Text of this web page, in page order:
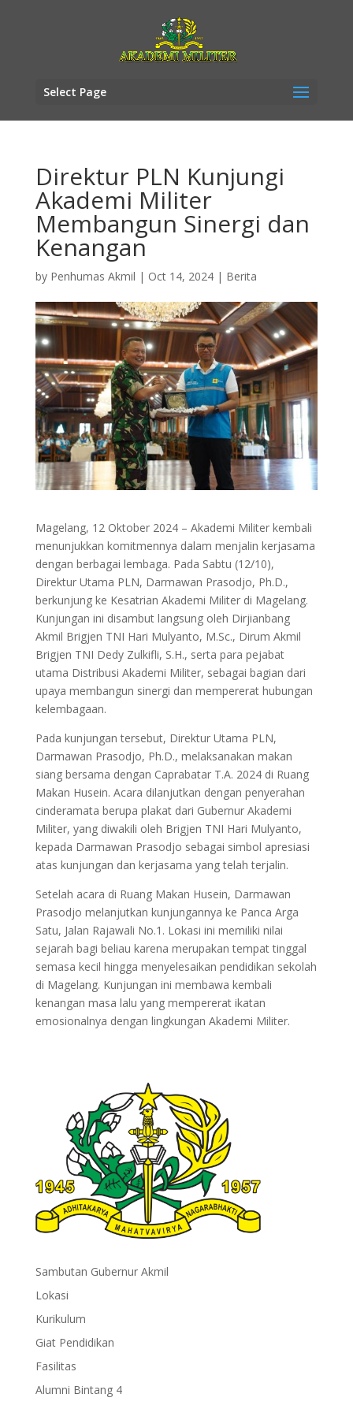
Select Page
Direktur PLN Kunjungi
Akademi Militer
Membangun Sinergi dan
Kenangan
by Penhumas Akmil | Oct 14, 2024| Berita
Magelang, 12 Oktober 2024 – Akademi Militer kembali
menunjukkan komitmennya dalam menjalin kerjasama
dengan berbagai lembaga. Pada Sabtu (12/10),
Direktur Utama PLN, Darmawan Prasodjo, Ph.D.,
berkunjung ke Kesatrian Akademi Militer di Magelang.
Kunjungan ini disambut langsung oleh Dirjianbang
Akmil Brigjen TNI Hari Mulyanto, M.Sc., Dirum Akmil
Brigjen TNI Dedy Zulkifli, S.H., serta para pejabat
utama Distribusi Akademi Militer, sebagai bagian dari
upaya membangun sinergi dan mempererat hubungan
kelembagaan.
Pada kunjungan tersebut, Direktur Utama PLN,
Darmawan Prasodjo, Ph.D., melaksanakan makan
siang bersama dengan Caprabatar T.A. 2024 di Ruang
Makan Husein. Acara dilanjutkan dengan penyerahan
cinderamata berupa plakat dari Gubernur Akademi
Militer, yang diwakili oleh Brigjen TNI Hari Mulyanto,
kepada Darmawan Prasodjo sebagai simbol apresiasi
atas kunjungan dan kerjasama yang telah terjalin.
Setelah acara di Ruang Makan Husein, Darmawan
Prasodjo melanjutkan kunjungannya ke Panca Arga
Satu, Jalan Rajawali No.1. Lokasi ini memiliki nilai
sejarah bagi beliau karena merupakan tempat tinggal
semasa kecil hingga menyelesaikan pendidikan sekolah
di Magelang. Kunjungan ini membawa kembali
kenangan masa lalu yang mempererat ikatan
emosionalnya dengan lingkungan Akademi Militer.
Sambutan Gubernur Akmil
Lokasi
Kurikulum
Giat Pendidikan
Fasilitas
Alumni Bintang 4